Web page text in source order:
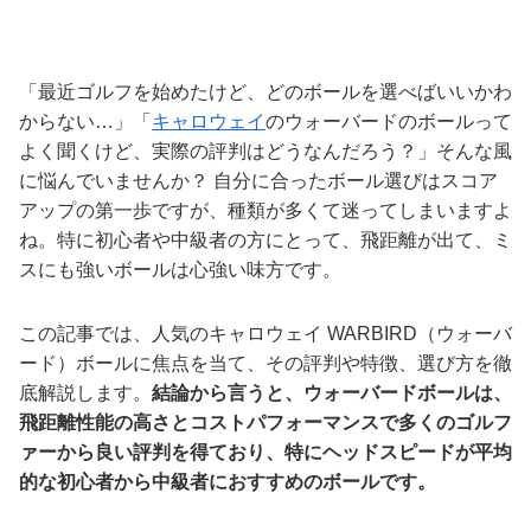
「最近ゴルフを始めたけど、どのボールを選べばいいかわ
からない…」「 キャロウェイのウォーバードのボールって
よく聞くけど、実際の評判はどうなんだろう？」そんな風
に悩んでいませんか？ 自分に合ったボール選びはスコア
アップの第一歩ですが、種類が多くて迷ってしまいますよ
ね。特に初心者や中級者の方にとって、飛距離が出て、ミ
スにも強いボールは心強い味方です。
この記事では、人気のキャロウェイ WARBIRD（ウォーバ
ード）ボールに焦点を当て、その評判や特徴、選び方を徹
底解説します。 結論から言うと、ウォーバードボールは、
飛距離性能の高さとコストパフォーマンスで多くのゴルフ
ァーから良い評判を得ており、特にヘッドスピードが平均
的な初心者から中級者におすすめのボールです。